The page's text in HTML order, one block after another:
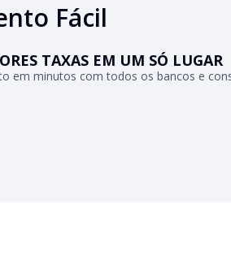
Fácil
TAXAS EM UM SÓ LUGAR
em minutos com todos os bancos e